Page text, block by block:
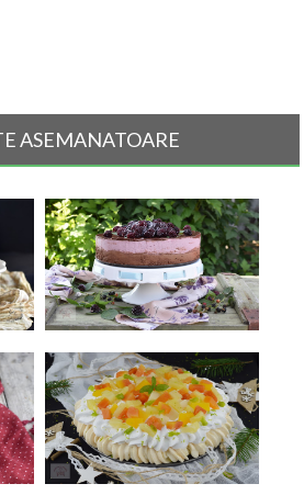
ASEMANATOARE
Tort cu ciocolata si mure